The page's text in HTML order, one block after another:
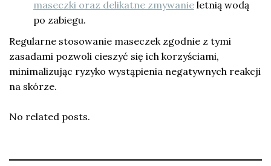
maseczki oraz delikatne zmywanie letnią wodą
po zabiegu.
Regularne stosowanie maseczek zgodnie z tymi
zasadami pozwoli cieszyć się ich korzyściami,
minimalizując ryzyko wystąpienia negatywnych reakcji
na skórze.
No related posts.